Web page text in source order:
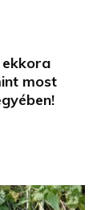
ekkora
most